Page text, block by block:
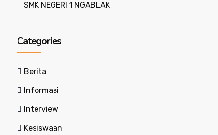
SMK NEGERI 1 NGABLAK
Categories
Berita
Informasi
Interview
Kesiswaan